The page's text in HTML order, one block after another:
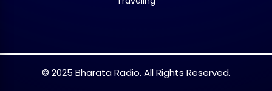
© 2025 Bharata Radio. All Rights Reserved.